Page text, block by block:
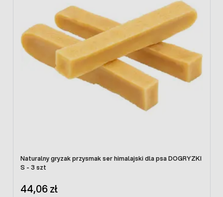
Naturalny gryzak przysmak ser himalajski dla psa DOGRYZKI
S - 3 szt
44,06 zł